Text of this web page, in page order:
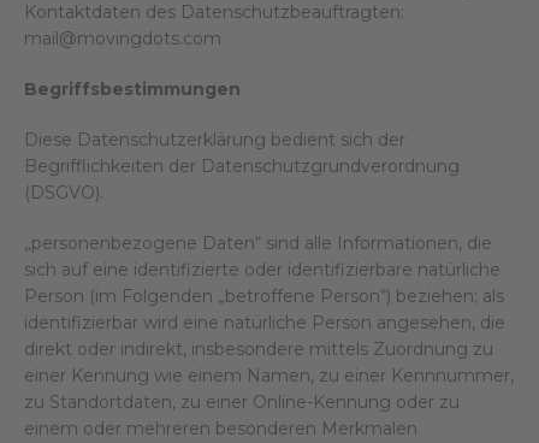
Kontaktdaten des Datenschutzbeauftragten:
mail@movingdots.com
Begriffsbestimmungen
Diese Datenschutzerklärung bedient sich der
Begrifflichkeiten der Datenschutzgrundverordnung
(DSGVO).
„personenbezogene Daten“ sind alle Informationen, die
sich auf eine identifizierte oder identifizierbare natürliche
Person (im Folgenden „betroffene Person“) beziehen; als
identifizierbar wird eine natürliche Person angesehen, die
direkt oder indirekt, insbesondere mittels Zuordnung zu
einer Kennung wie einem Namen, zu einer Kennnummer,
zu Standortdaten, zu einer Online-Kennung oder zu
einem oder mehreren besonderen Merkmalen